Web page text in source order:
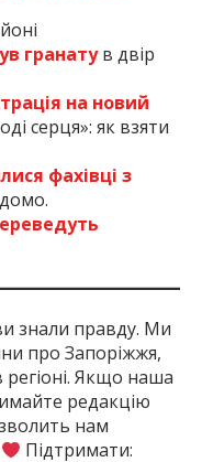
гранатув двір
на новий
серця»: як взяти
фахівці з
знали правду. Ми
про Запоріжжя,
регіоні. Якщо наша
редакцію
нам
Підтримати: